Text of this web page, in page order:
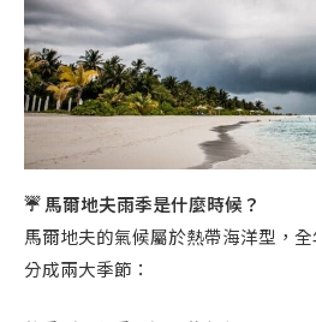
☔ 馬爾地夫雨季是什麼時候？
馬爾地夫的氣候屬於熱帶海洋型，
分成兩大季節：